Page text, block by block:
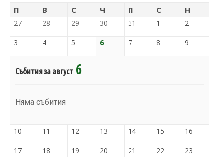
П В С Ч П С Н
27 28 29 30 31 1 2
3 4 5 6 7 8 9
Събития за август 6
Няма събития
10 11 12 13 14 15 16
17 18 19 20 21 22 23